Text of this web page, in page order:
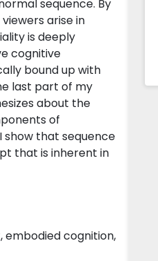
sequence. By
arise in
is deeply
cognitive
bound up with
last part of my
about the
of
show that sequence
that is inherent in
embodied cognition,